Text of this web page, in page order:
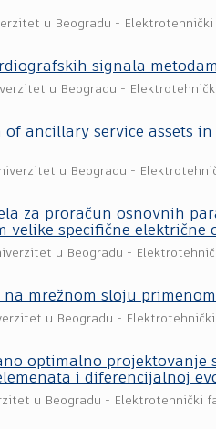
u Beogradu -
signala
u Beogradu -
ancillary service assets
u Beogradu -
za proračun osnovnih
velike specifične električne
u Beogradu -
mrežnom sloju
u Beogradu -
optimalno
i diferencijalnoj
u Beogradu - Elektrotehnički